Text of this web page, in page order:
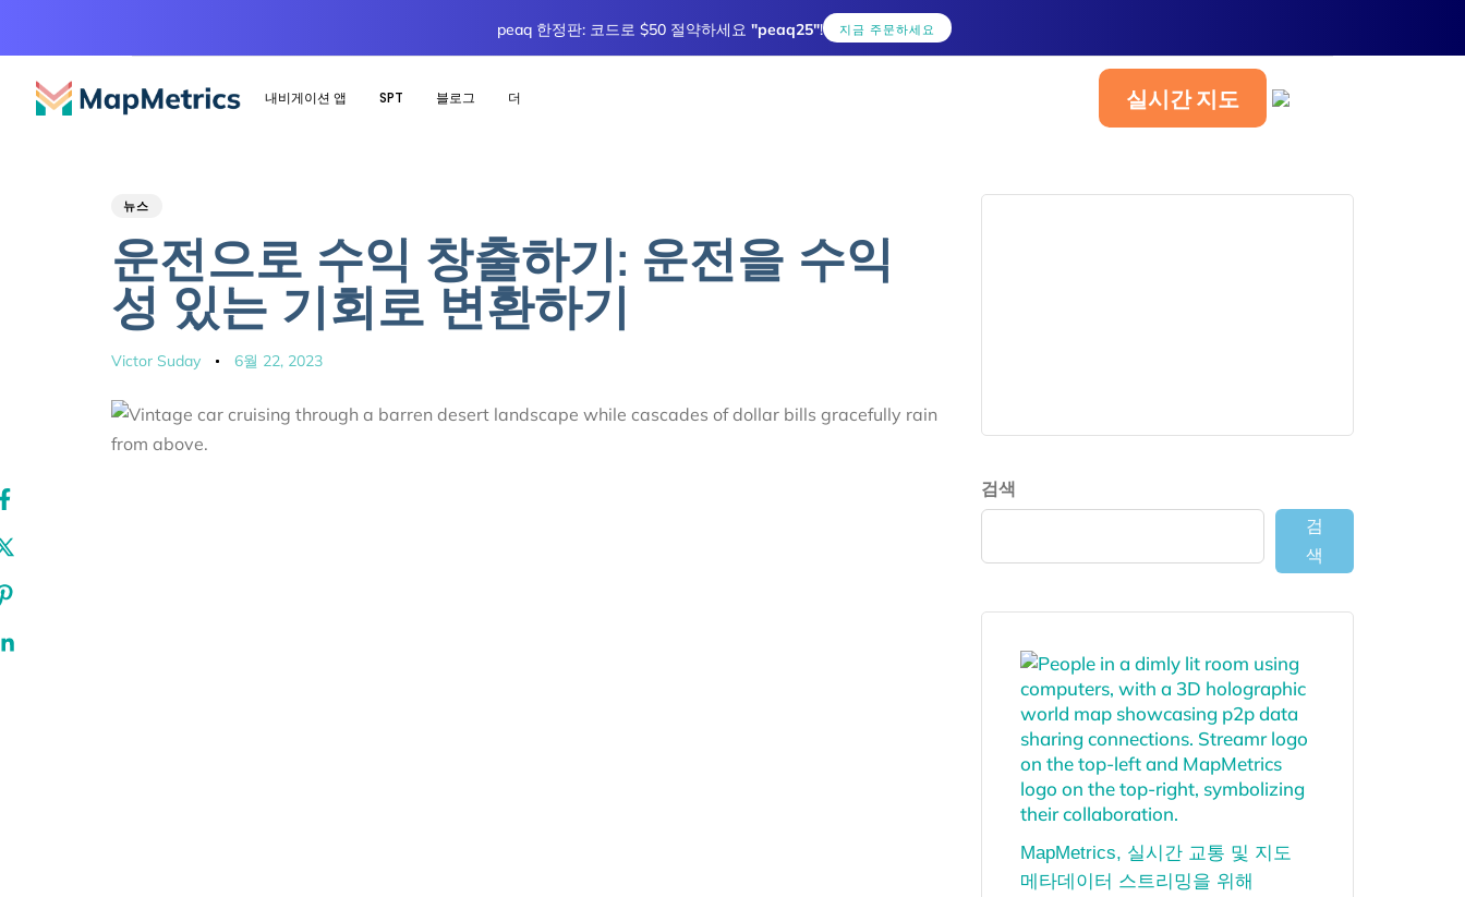
peaq 한정판: 코드로 $50 절약하세요 "peaq25"! 지금 주문하세요
내비게이션 앱 SPT 블로그 더 실시간 지도
PUBLISHED
뉴스
운전으로 수익 창출하기: 운전을 수익
성 있는 기회로 변환하기
Author
Victor Suday
Published
6월 22, 2023
검색
검
색
MapMetrics, 실시간 교통 및 지도
메타데이터 스트리밍을 위해